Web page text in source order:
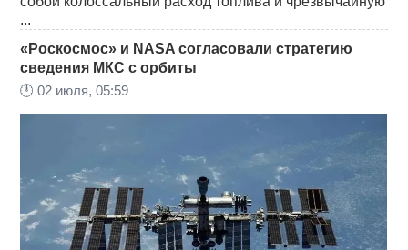
...
«Роскосмос» и NASA согласовали стратегию
сведения МКС с орбиты
🕛02 июля, 05:59